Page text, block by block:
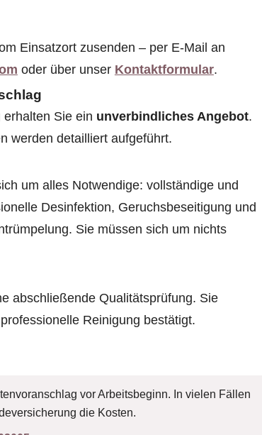
Einsatzort zusenden – per E-Mail an
oder über unser Kontaktformular.
Sie ein unverbindliches Angebot.
werden detailliert aufgeführt.
um alles Notwendige: vollständige und
Desinfektion, Geruchsbeseitigung und
Sie müssen sich um nichts
abschließende Qualitätsprüfung. Sie
Reinigung bestätigt.
vor Arbeitsbeginn. In vielen Fällen
die Kosten.